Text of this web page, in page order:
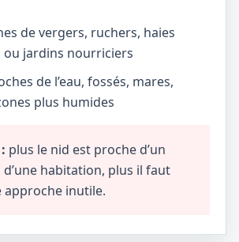
de vergers, ruchers, haies
ou jardins nourriciers
de l’eau, fossés, mares,
plus humides
plus le nid est proche d’un
d’une habitation, plus il faut
approche inutile.